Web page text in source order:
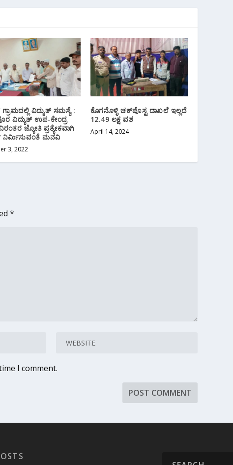
ವಿದ್ಯುತ್ ಸಮಸ್ಯೆ :
ವಿದ್ಯುತ್‌ ಉಪ-ಕೇಂದ್ರ
ಜ್ಯೋತಿ ಪ್ರತ್ಯೇಕವಾಗಿ
ನಿರ್ಮಿಸುವಂತೆ ಮನವಿ
3, 2022
ಕೊಗನೊಳ್ಳಿ ಚಕ್‌ಪೊಸ್ಟ ದಾಖಲೆ ಇಲ್ಲದೆ
12.49 ಲಕ್ಷ ವಶ
April 14, 2024
*
I comment.